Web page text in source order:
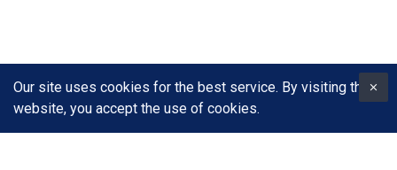
Copyright Depar Group 1984-2022
Our site uses cookies for the best service. By visiting the
website, you accept the use of cookies.